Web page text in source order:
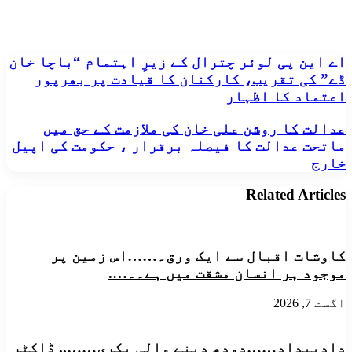
اے
این
پی
چترال
کے
زیرِ
اہتمام
“باچا
خان
کارکنان
قیادت
پر
کا
​اے این پی لوئر چترال کے زیرِ اہتمام “باچا خان
ڈے” کی تقریب، کارکنان کا قیادت پر بھرپور
اعتماد کا اظہار
عدالت
کا
روشن
علی
کی
میں
ماتحت
عدالت
فیصلہ
عدالت کا روشن علی خان کی ملازمت کے حق میں
ماتحت عدالت کا فیصلہ برقرار ، حکومت کی اپیل
خارج
Related Articles
کاوشات اقبال سے ایک ورق۔……اس زمین پر
موجود ہر انسان مشقت میں ہے۔۔….
اگست 7, 2026
​دادبیداد……دودھ دینے والی بکری…….. ڈاکٹر